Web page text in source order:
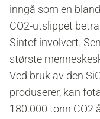
inngå som en
CO2-utslippet
Sintef involvert.
største
Ved bruk av den
produserer, kan
180.000 tonn CO2